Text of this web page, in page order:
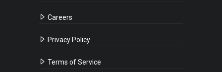
Careers
Privacy Policy
Terms of Service